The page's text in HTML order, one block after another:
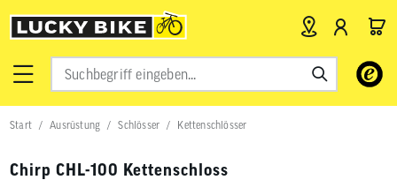
Verwende
Pfeile
nach
Start Ausrüstung Schlösser Kettenschlösser
Chirp CHL-100 Kettenschloss